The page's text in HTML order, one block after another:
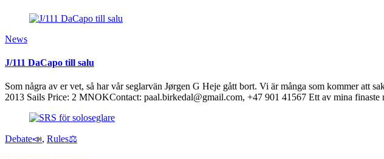
News
J/111 DaCapo till salu
Som några av er vet, så har vår seglarvän Jørgen G Heje gått bort. Vi är många som kommer att
2013 Sails Price: 2 MNOKContact: paal.birkedal@gmail.com, +47 901 41567 Ett av mina
Debate📣, Rules⚖️